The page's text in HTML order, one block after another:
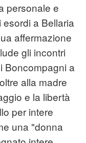
personale e
a Bellaria
affermazione
gli incontri
Boncompagni a
alla madre
e la libertà
per intere
una "donna